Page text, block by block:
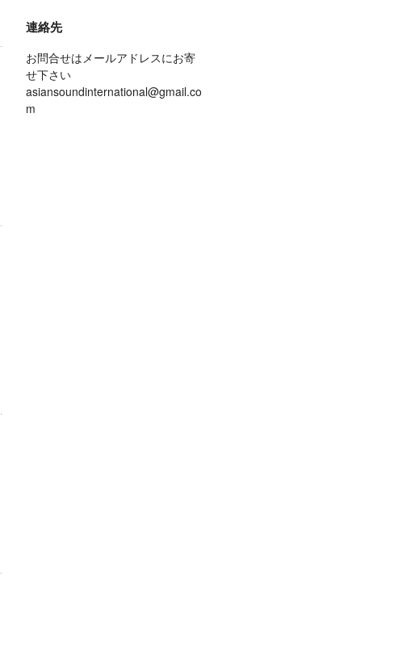
連絡先
お問合せはメールアドレスにお寄
せ下さい
asiansoundinternational@gmail.co
m